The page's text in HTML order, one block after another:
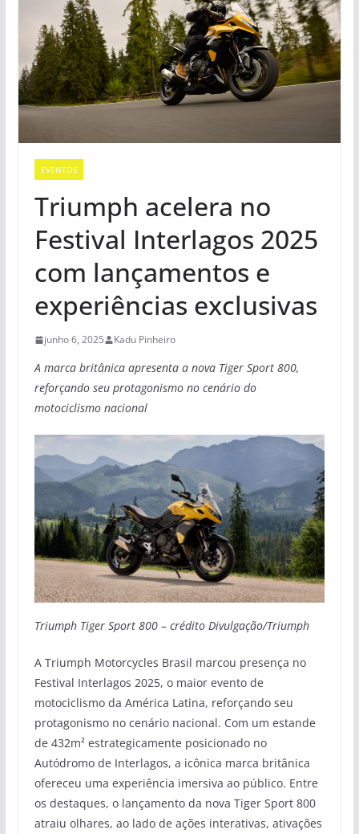
EVENTOS
Triumph acelera no
Festival Interlagos 2025
com lançamentos e
experiências exclusivas
junho 6, 2025 Kadu Pinheiro
A marca britânica apresenta a nova Tiger Sport 800,
reforçando seu protagonismo no cenário do
motociclismo nacional
Triumph Tiger Sport 800 – crédito Divulgação/Triumph
A Triumph Motorcycles Brasil marcou presença no
Festival Interlagos 2025, o maior evento de
motociclismo da América Latina, reforçando seu
protagonismo no cenário nacional. Com um estande
de 432m² estrategicamente posicionado no
Autódromo de Interlagos, a icônica marca britânica
ofereceu uma experiência imersiva ao público. Entre
os destaques, o lançamento da nova Tiger Sport 800
atraiu olhares, ao lado de ações interativas, ativações